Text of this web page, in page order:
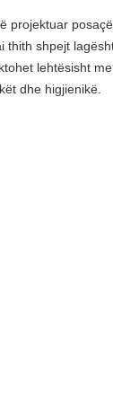
shpejt
lehtësisht
dhe higjienikë.